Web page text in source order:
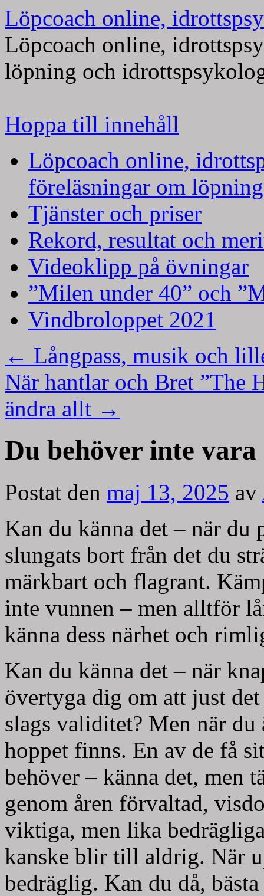
Löpcoach online,
Löpcoach online,
löpning och
Hoppa till innehåll
Löpcoach online,
föreläsningar om
Tjänster och priser
Rekord, resultat och
Videoklipp på övningar
”Milen under 40” och
Vindbroloppet 2021
← Långpass, musik och
När hantlar och Bret ”The
ändra allt →
Du behöver inte
Postat den maj 13, 2025 av
Kan du känna det – när
slungats bort från det du
märkbart och flagrant.
inte vunnen – men alltför
känna dess närhet och
Kan du känna det – när
övertyga dig om att just
slags validitet? Men när du
hoppet finns. En av de få
behöver – känna det, men
genom åren förvaltad,
viktiga, men lika
kanske blir till aldrig. När
bedräglig. Kan du då, bästa